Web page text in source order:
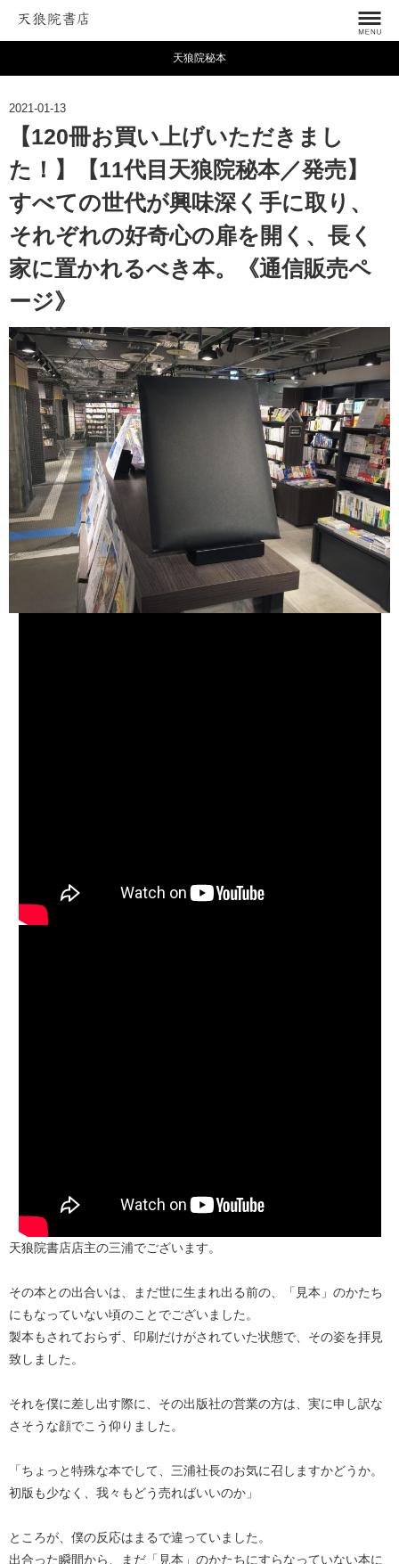
天狼院秘本
2021-01-13
【120冊お買い上げいただきまし
た！】【11代目天狼院秘本／発売】
すべての世代が興味深く手に取り、
それぞれの好奇心の扉を開く、長く
家に置かれるべき本。《通信販売ペ
ージ》
天狼院書店店主の三浦でございます。
その本との出合いは、まだ世に生まれ出る前の、「見本」のかたち
にもなっていない頃のことでございました。
製本もされておらず、印刷だけがされていた状態で、その姿を拝見
致しました。
それを僕に差し出す際に、その出版社の営業の方は、実に申し訳な
さそうな顔でこう仰りました。
「ちょっと特殊な本でして、三浦社長のお気に召しますかどうか。
初版も少なく、我々もどう売ればいいのか」
ところが、僕の反応はまるで違っていました。
出合った瞬間から、まだ「見本」のかたちにすらなっていない本に